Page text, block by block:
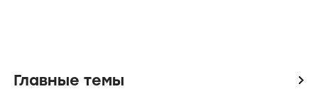
Главные темы icon